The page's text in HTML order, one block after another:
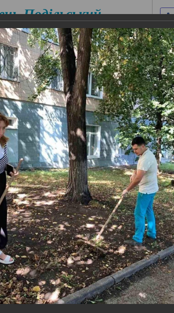
Подільський
коледж
ЦИКЛОВІ КОМІСІЇ
чистою!
чистою!
фахового коледжу підтримали